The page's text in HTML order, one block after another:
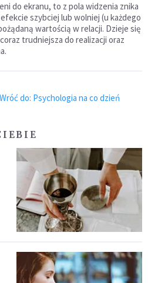
do ekranu, to z pola widzenia znika
szybciej lub wolniej (u każdego
wartością w relacji. Dzieje się
trudniejsza do realizacji oraz
Wróć do: Psychologia na co dzień